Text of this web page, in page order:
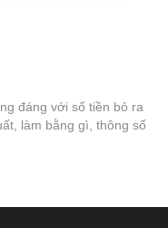
đáng với số tiền bỏ ra
làm bằng gì, thông số